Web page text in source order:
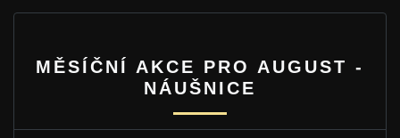
MĚSÍČNÍ AKCE PRO AUGUST -
NÁUŠNICE